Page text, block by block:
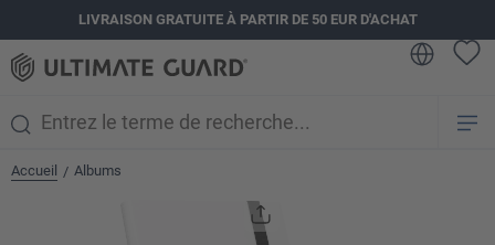
principalLIVRAISON GRATUITE À PARTIR DE 50 EUR D'ACHAT
Accueil / Albums